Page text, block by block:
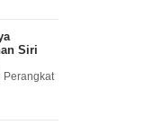
Siri
Perangkat